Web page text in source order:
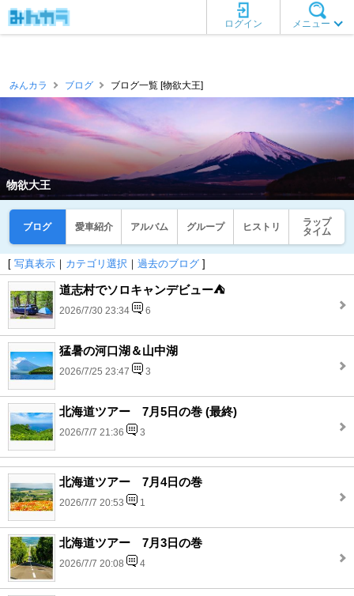
メニュー
ログイン
みんカラ ブログ ブログ一覧 [物欲大王]
物欲大王
ブログ 愛車紹介 アルバム グループ ヒストリ
ラップ
タイム
[ 写真表示 ｜ カテゴリ選択 ｜ 過去のブログ ]
道志村でソロキャンデビュー⛺
2026/7/30 23:34 6
猛暑の河口湖＆山中湖
2026/7/25 23:47 3
北海道ツアー 7月5日の巻 (最終)
2026/7/7 21:36 3
北海道ツアー 7月4日の巻
2026/7/7 20:53 1
北海道ツアー 7月3日の巻
2026/7/7 20:08 4